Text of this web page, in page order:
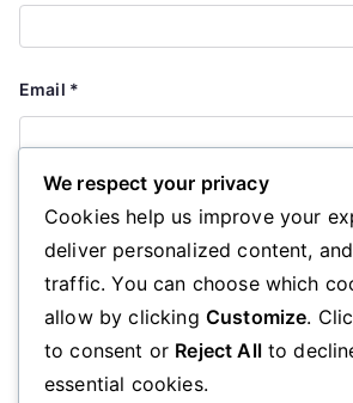
Email *
Save my name, email, and website in
next time I comment.
We respect your privacy
Cookies help us improve your
deliver personalized content,
traffic. You can choose which
allow by clicking Customize.
to consent or Reject Allto
essential cookies.